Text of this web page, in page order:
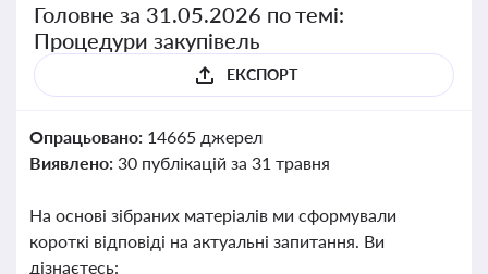
Головне за 31.05.2026 по темі:
Процедури закупівель
ЕКСПОРТ
Опрацьовано: 14665 джерел
Виявлено: 30 публікацій за 31 травня
На основі зібраних матеріалів ми сформували
короткі відповіді на актуальні запитання. Ви
дізнаєтесь: